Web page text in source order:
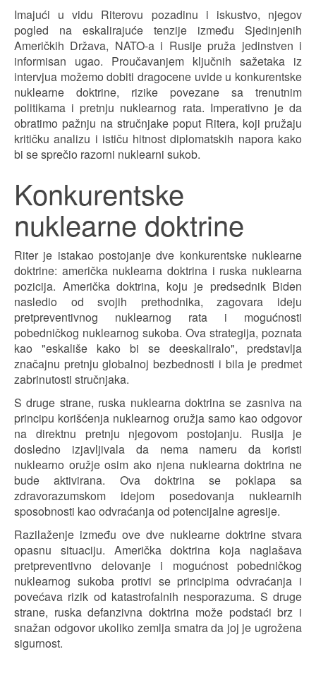
Imajući u vidu Riterovu pozadinu i iskustvo, njegov
pogled na eskalirajuće tenzije između Sjedinjenih
Američkih Država, NATO-a i Rusije pruža jedinstven i
informisan ugao. Proučavanjem ključnih sažetaka iz
intervjua možemo dobiti dragocene uvide u konkurentske
nuklearne doktrine, rizike povezane sa trenutnim
politikama i pretnju nuklearnog rata. Imperativno je da
obratimo pažnju na stručnjake poput Ritera, koji pružaju
kritičku analizu i ističu hitnost diplomatskih napora kako
bi se sprečio razorni nuklearni sukob.
Konkurentske
nuklearne doktrine
Riter je istakao postojanje dve konkurentske nuklearne
doktrine: američka nuklearna doktrina i ruska nuklearna
pozicija. Američka doktrina, koju je predsednik Biden
nasledio od svojih prethodnika, zagovara ideju
pretpreventivnog nuklearnog rata i mogućnosti
pobedničkog nuklearnog sukoba. Ova strategija, poznata
kao "eskališe kako bi se deeskaliralo", predstavlja
značajnu pretnju globalnoj bezbednosti i bila je predmet
zabrinutosti stručnjaka.
S druge strane, ruska nuklearna doktrina se zasniva na
principu korišćenja nuklearnog oružja samo kao odgovor
na direktnu pretnju njegovom postojanju. Rusija je
dosledno izjavljivala da nema nameru da koristi
nuklearno oružje osim ako njena nuklearna doktrina ne
bude aktivirana. Ova doktrina se poklapa sa
zdravorazumskom idejom posedovanja nuklearnih
sposobnosti kao odvraćanja od potencijalne agresije.
Razilaženje između ove dve nuklearne doktrine stvara
opasnu situaciju. Američka doktrina koja naglašava
pretpreventivno delovanje i mogućnost pobedničkog
nuklearnog sukoba protivi se principima odvraćanja i
povećava rizik od katastrofalnih nesporazuma. S druge
strane, ruska defanzivna doktrina može podstaći brz i
snažan odgovor ukoliko zemlja smatra da joj je ugrožena
sigurnost.